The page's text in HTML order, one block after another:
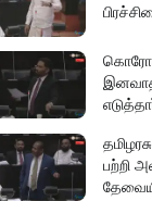
பற்றி